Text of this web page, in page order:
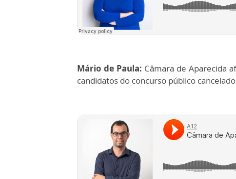
Mário de Paula: Câmara de Aparecida
candidatos do concurso público